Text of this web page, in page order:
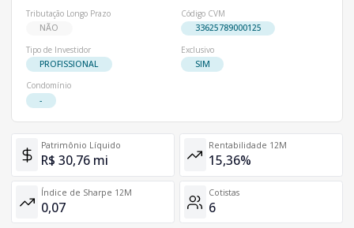
Tributação Longo Prazo
NÃO
Código CVM
33625789000125
Tipo de Investidor
PROFISSIONAL
Exclusivo
SIM
Condomínio
-
Patrimônio Líquido
R$ 30,76 mi
Rentabilidade 12M
15,36%
Índice de Sharpe 12M
0,07
Cotistas
6